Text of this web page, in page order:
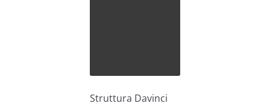
Struttura Davinci